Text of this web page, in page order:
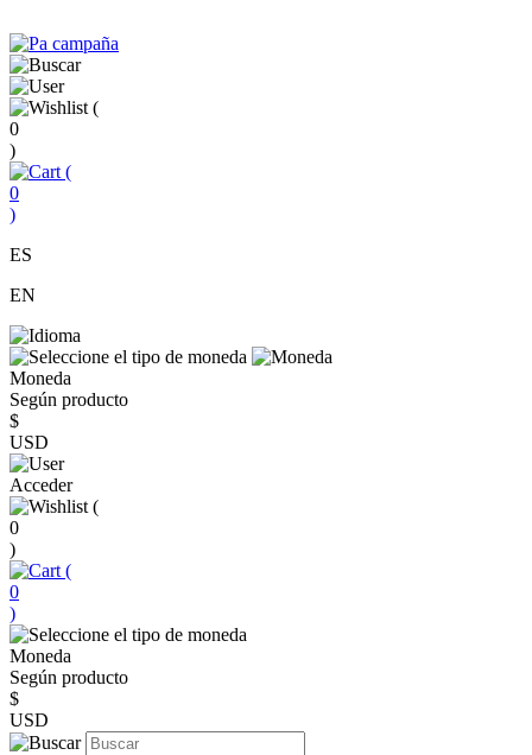
(
0
)
(
0
)
ES
EN
Moneda
Según producto
$
USD
Acceder
(
0
)
(
0
)
Moneda
Según producto
$
USD